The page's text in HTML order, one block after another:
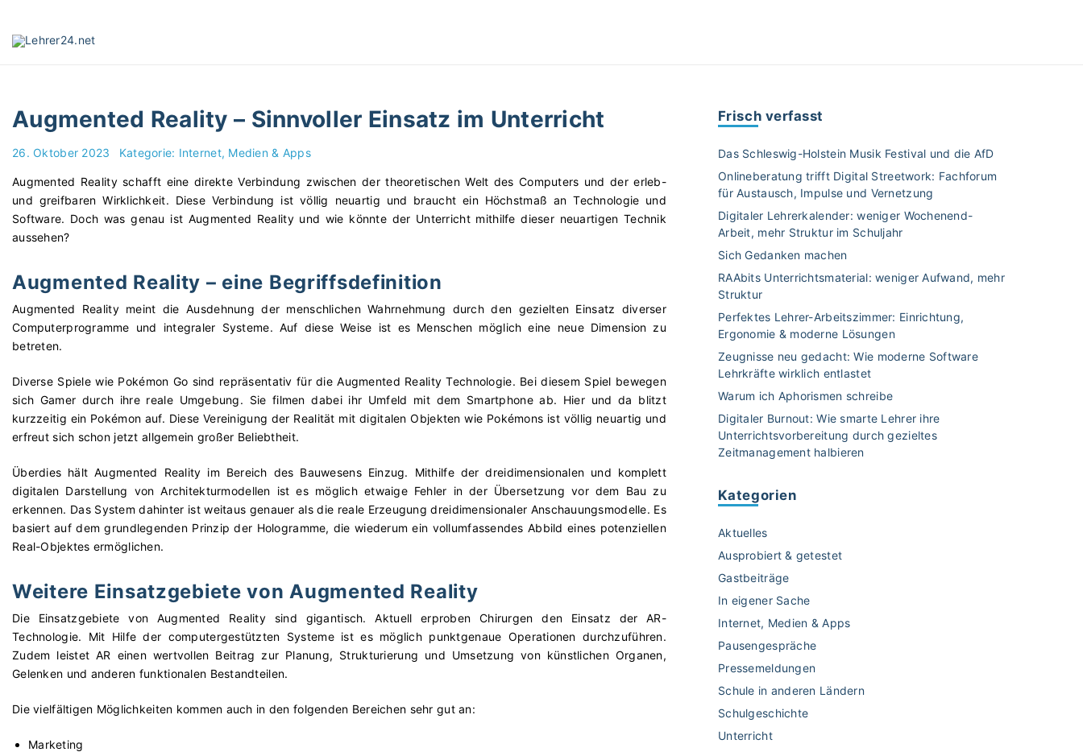
Augmented Reality – Sinnvoller Einsatz im Unterricht
26. Oktober 2023 Kategorie: Internet, Medien & Apps
Augmented Reality schafft eine direkte Verbindung zwischen der theoretischen Welt des Computers und der erleb-
und greifbaren Wirklichkeit. Diese Verbindung ist völlig neuartig und braucht ein Höchstmaß an Technologie und
Software. Doch was genau ist Augmented Reality und wie könnte der Unterricht mithilfe dieser neuartigen Technik
aussehen?
Augmented Reality – eine Begriffsdefinition
Augmented Reality meint die Ausdehnung der menschlichen Wahrnehmung durch den gezielten Einsatz diverser
Computerprogramme und integraler Systeme. Auf diese Weise ist es Menschen möglich eine neue Dimension zu
betreten.
Diverse Spiele wie Pokémon Go sind repräsentativ für die Augmented Reality Technologie. Bei diesem Spiel bewegen
sich Gamer durch ihre reale Umgebung. Sie filmen dabei ihr Umfeld mit dem Smartphone ab. Hier und da blitzt
kurzzeitig ein Pokémon auf. Diese Vereinigung der Realität mit digitalen Objekten wie Pokémons ist völlig neuartig und
erfreut sich schon jetzt allgemein großer Beliebtheit.
Überdies hält Augmented Reality im Bereich des Bauwesens Einzug. Mithilfe der dreidimensionalen und komplett
digitalen Darstellung von Architekturmodellen ist es möglich etwaige Fehler in der Übersetzung vor dem Bau zu
erkennen. Das System dahinter ist weitaus genauer als die reale Erzeugung dreidimensionaler Anschauungsmodelle. Es
basiert auf dem grundlegenden Prinzip der Hologramme, die wiederum ein vollumfassendes Abbild eines potenziellen
Real-Objektes ermöglichen.
Weitere Einsatzgebiete von Augmented Reality
Die Einsatzgebiete von Augmented Reality sind gigantisch. Aktuell erproben Chirurgen den Einsatz der AR-
Technologie. Mit Hilfe der computergestützten Systeme ist es möglich punktgenaue Operationen durchzuführen.
Zudem leistet AR einen wertvollen Beitrag zur Planung, Strukturierung und Umsetzung von künstlichen Organen,
Gelenken und anderen funktionalen Bestandteilen.
Die vielfältigen Möglichkeiten kommen auch in den folgenden Bereichen sehr gut an:
Marketing
Frisch verfasst
Das Schleswig-Holstein Musik Festival und die AfD
Onlineberatung trifft Digital Streetwork: Fachforum
für Austausch, Impulse und Vernetzung
Digitaler Lehrerkalender: weniger Wochenend-
Arbeit, mehr Struktur im Schuljahr
Sich Gedanken machen
RAAbits Unterrichtsmaterial: weniger Aufwand, mehr
Struktur
Perfektes Lehrer-Arbeitszimmer: Einrichtung,
Ergonomie & moderne Lösungen
Zeugnisse neu gedacht: Wie moderne Software
Lehrkräfte wirklich entlastet
Warum ich Aphorismen schreibe
Digitaler Burnout: Wie smarte Lehrer ihre
Unterrichtsvorbereitung durch gezieltes
Zeitmanagement halbieren
Kategorien
Aktuelles
Ausprobiert & getestet
Gastbeiträge
In eigener Sache
Internet, Medien & Apps
Pausengespräche
Pressemeldungen
Schule in anderen Ländern
Schulgeschichte
Unterricht